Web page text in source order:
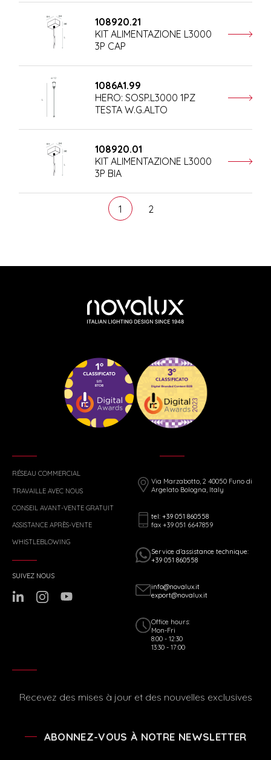
108920.21
KIT ALIMENTAZIONE L3000
3P CAP
1086A1.99
HERO: SOSP.L3000 1PZ
TESTA W.G.ALTO
108920.01
KIT ALIMENTAZIONE L3000
3P BIA
1 2
RÉSEAU COMMERCIAL
TRAVAILLE AVEC NOUS
CONSEIL AVANT-VENTE GRATUIT
ASSISTANCE APRÈS-VENTE
WHISTLEBLOWING
Via Marzabotto, 2 40050 Funo di
Argelato Bologna, Italy
tel: +39 051 860558
fax +39 051 6647859
Service d’assistance technique:
+39 051 860558
info@novalux.it
export@novalux.it
Office hours:
Mon-Fri
8:00 - 12:30
13:30 - 17:00
SUIVEZ NOUS
Recevez des mises à jour et des nouvelles exclusives
ABONNEZ-VOUS À NOTRE NEWSLETTER